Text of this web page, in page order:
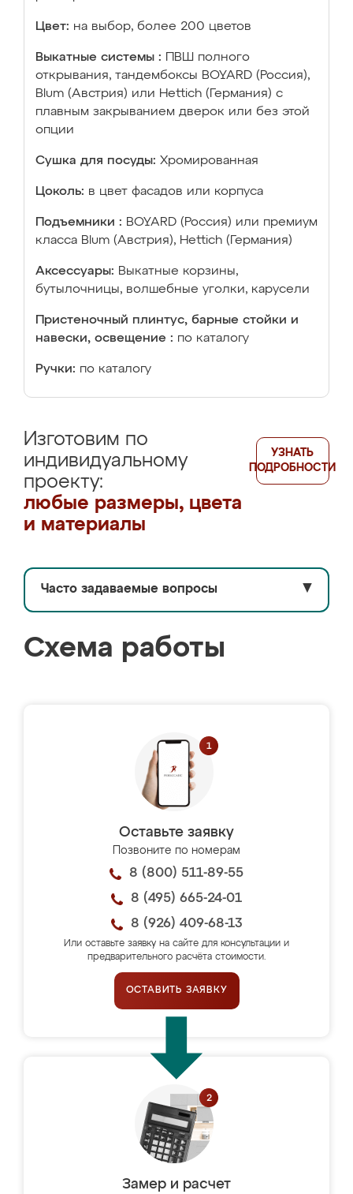
Цвет: на выбор, более 200 цветов
Выкатные системы :
ПВШ полного
открывания, тандембоксы BOYARD (Россия),
Blum (Австрия) или Hettich (Германия) с
плавным закрыванием дверок или без этой
опции
Сушка для посуды: Хромированная
Цоколь: в цвет фасадов или корпуса
Подъемники : BOYARD (Россия) или премиум
класса Blum (Австрия), Hettich (Германия)
Аксессуары: Выкатные корзины,
бутылочницы, волшебные уголки, карусели
Пристеночный плинтус, барные стойки и
навески, освещение : по каталогу
Ручки: по каталогу
Изготовим по
индивидуальному
проекту:
любые размеры, цвета
и материалы
УЗНАТЬ
ПОДРОБНОСТИ
Часто задаваемые вопросы ▼
Схема работы
Оставьте заявку
Позвоните по номерам
8 (800) 511-89-55
8 (495) 665-24-01
8 (926) 409-68-13
Или оставьте заявку на сайте для консультации и
предварительного расчёта стоимости.
ОСТАВИТЬ ЗАЯВКУ
Замер и расчет